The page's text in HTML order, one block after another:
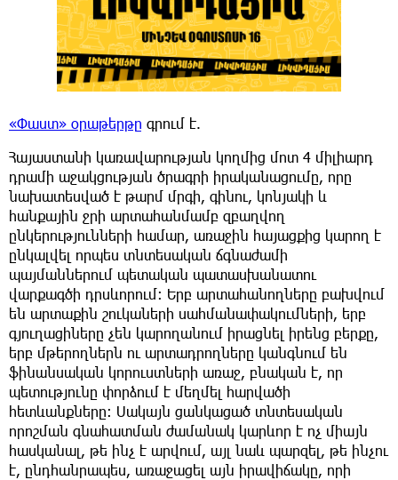
«Փաստ» օրաթերթը գրում է.
Հայաստանի կառավարության կողմից մոտ 4 միլիարդ
դրամի աջակցության ծրագրի իրականացումը, որը
նախատեսված է թարմ մրգի, գինու, կոնյակի և
հանքային ջրի արտահանմամբ զբաղվող
ընկերությունների համար, առաջին հայացքից կարող է
ընկալվել որպես տնտեսական ճգնաժամի
պայմաններում պետական պատասխանատու
վարքագծի դրսևորում։ Երբ արտահանողները բախվում
են արտաքին շուկաների սահմանափակումների, երբ
գյուղացիները չեն կարողանում իրացնել իրենց բերքը,
երբ մթերողներն ու արտադրողները կանգնում են
ֆինանսական կորուստների առաջ, բնական է, որ
պետությունը փորձում է մեղմել հարվածի
հետևանքները։ Սակայն ցանկացած տնտեսական
որոշման գնահատման ժամանակ կարևոր է ոչ միայն
հասկանալ, թե ինչ է արվում, այլ նաև պարզել, թե ինչու
է, ընդհանրապես, առաջացել այն իրավիճակը, որի